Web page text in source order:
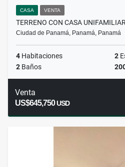
CASA VENTA
TERRENO CON CASA
Ciudad de Panamá, Panamá, Panamá
4 Habitaciones 2
2 Baños
Venta
US$645,750USD